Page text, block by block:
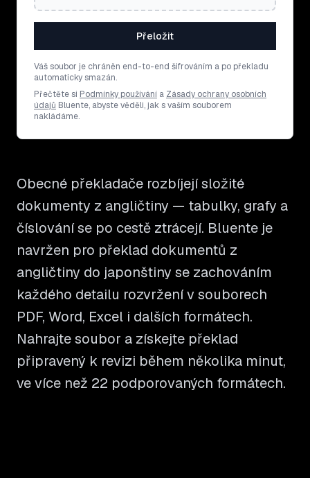
Přeložit
Váš soubor je chráněn end-to-end šifrováním a po překladu
automaticky smazán.
Přečtěte si Podmínky používání a Zásady ochrany osobních
údajů Bluente, abyste věděli, jak s vaším souborem
nakládáme.
Obecné překladače rozbíjejí složité
dokumenty z angličtiny — tabulky, grafy a
číslování se po cestě ztrácejí. Bluente je
navržen pro překlad dokumentů z
angličtiny do japonštiny se zachováním
každého detailu rozvržení v souborech
PDF, Word, Excel i dalších formátech.
Nahrajte soubor a získejte překlad
připravený k revizi během několika minut,
ve více než 22 podporovaných formátech.